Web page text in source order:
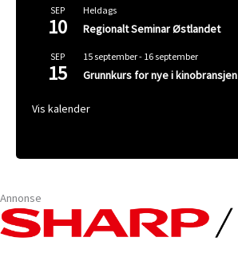
SEP
10
Heldags
Regionalt Seminar Østlandet
SEP
15
15 september- 16 september
Grunnkurs for nye i kinobransjen
Vis kalender
Annonse